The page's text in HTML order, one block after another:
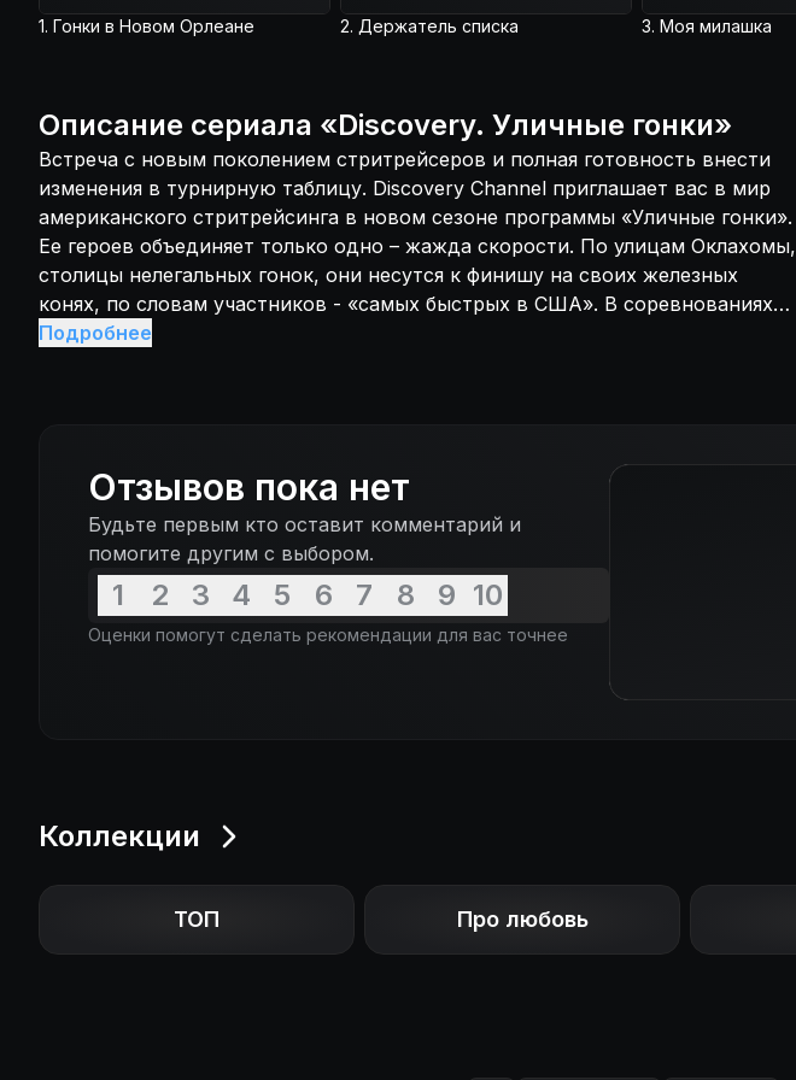
некоторые из них запросто могут столкнуть своего соперника с
трассы. Кто придет к финишу первым?
1. Гонки в Новом Орлеане 2. Держатель списка 3. Моя милашка
Описание сериала «Discovery. Уличные гонки»
Встреча с новым поколением стритрейсеров и полная готовность внести
изменения в турнирную таблицу. Discovery Channel приглашает вас в мир
американского стритрейсинга в новом сезоне программы «Уличные гонки».
Ее героев объединяет только одно – жажда скорости. По улицам Оклахомы,
столицы нелегальных гонок, они несутся к финишу на своих железных
конях, по словам участников - «самых быстрых в США». В соревнованиях
участвуют только лучшие из лучших – и водители выжимают из своих
некоторые из них запросто могут столкнуть своего соперника с трассы.
Кто придет к финишу первым?
Подробнее
Отзывов пока нет
Будьте первым кто оставит комментарий и
помогите другим с выбором.
1 2 3 4 5 6 7 8 9 10
Оценки помогут сделать рекомендации для вас точнее
Коллекции
ТОП Про любовь